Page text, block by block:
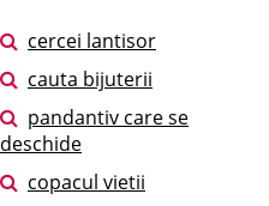
cercei lantisor
cauta bijuterii
pandantiv care se
deschide
copacul vietii